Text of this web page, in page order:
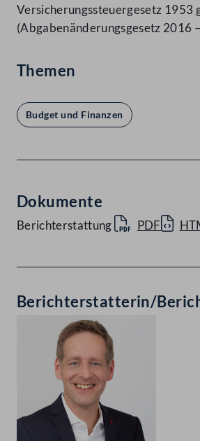
Versicherungssteuergesetz 1953
(Abgabenänderungsgesetz 2016
Themen
Budget und Finanzen
Dokumente
Berichterstattung PDF
Berichterstatterin/